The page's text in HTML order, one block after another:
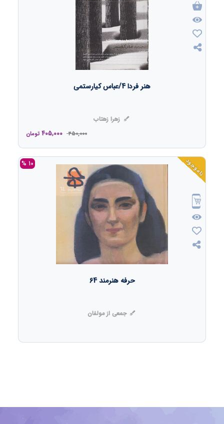
هنر فردا 4/عباس کیارستمی
زهرا زهتاب
450,000
405,000 تومان
ناموجود 10 %
حرفه هنرمند 64
جمعی از مولفان